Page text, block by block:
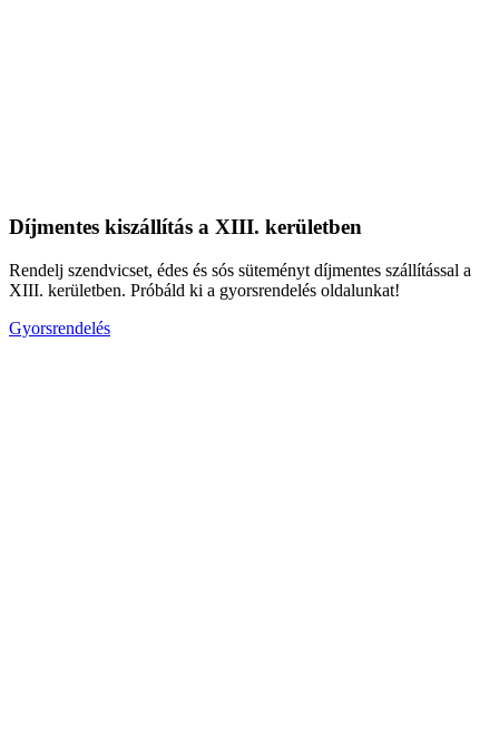
Díjmentes kiszállítás a XIII. kerületben
Rendelj szendvicset, édes és sós süteményt díjmentes szállítással a
XIII. kerületben. Próbáld ki a gyorsrendelés oldalunkat!
Gyorsrendelés